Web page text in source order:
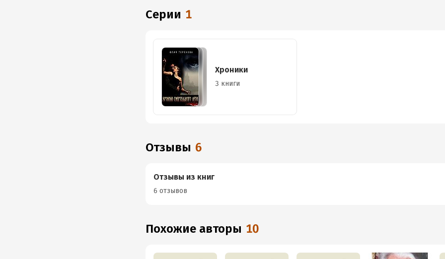
Серии 1
Хроники
3 книги
Отзывы 6
Отзывы из книг
6 отзывов
Похожие авторы 10